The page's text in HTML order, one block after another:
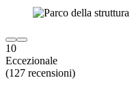
10
Eccezionale
(127 recensioni)